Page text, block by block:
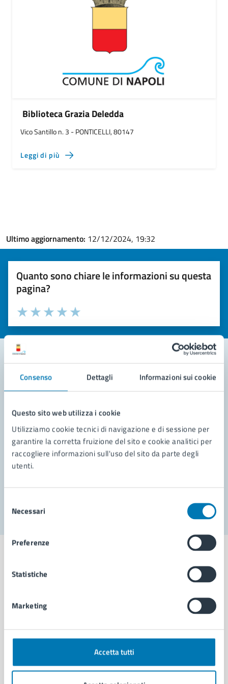
Consenso Dettagli Informazioni sui cookie
Questo sito web utilizza i cookie
Utilizziamo cookie tecnici di navigazione e di sessione per
garantire la corretta fruizione del sito e cookie analitici per
raccogliere informazioni sull'uso del sito da parte degli
utenti.
delNecessari
Preferenze
Statistiche
Marketing
Accetta tutti
Biblioteca Grazia Deledda
Vico Santillo n. 3 - PONTICELLI, 80147
Leggi di più
Ultimo aggiornamento: 12/12/2024, 19:32
Quanto sono chiare le informazioni su questa
pagina?
Valuta la chiarezza delle informazioni (da 1 a 5 stelle)
Seleziona il numero di stelle per valutare la chiarezza delle
Valuta 5 stelle su 5
Valuta 4 stelle su 5
Valuta 3 stelle su 5
Valuta 2 stelle su 5
Valuta 1 stelle su 5
Contatta il comune
Richiedi assistenza
Prenota appuntamento
Problemi in città
Aree amministrative
Uffici